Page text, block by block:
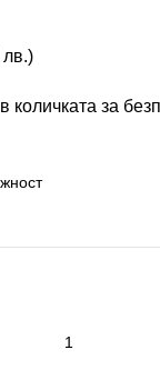
лв.)
в количката за